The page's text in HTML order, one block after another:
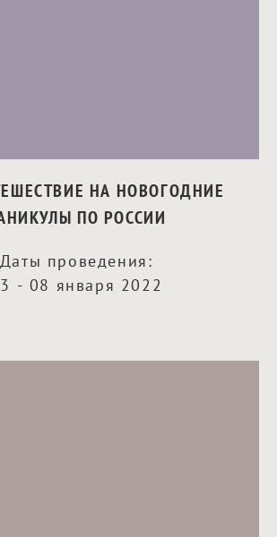
НА НОВОГОДНИЕ
ПО РОССИИ
Даты проведения:
- 08 января 2022